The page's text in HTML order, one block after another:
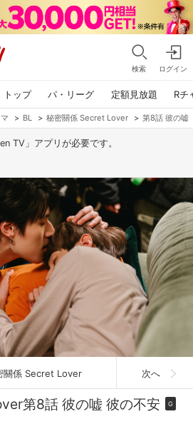
検索 ログイン
トップ パ・リーグ 定額見放題 Rチ
> BL > 秘密關係 Secret Lover > 第8話 彼の嘘
TV」アプリが必要です。
關係 Secret Lover 次へ
第8話 彼の嘘 彼の不安 G